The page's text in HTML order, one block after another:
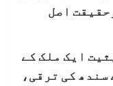
اصل
ایک ملک کے
سندھ کی ترقی،